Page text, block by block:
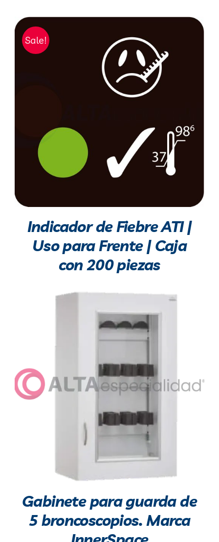
Sale!
Indicador de Fiebre ATI |
Uso para Frente | Caja
con 200 piezas
Gabinete para guarda de
5 broncoscopios. Marca